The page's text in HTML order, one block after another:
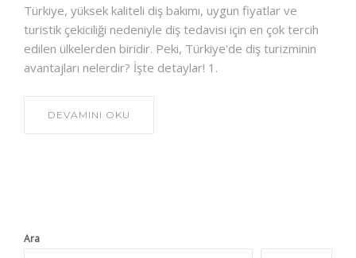
Türkiye, yüksek kaliteli diş bakımı, uygun fiyatlar ve
turistik çekiciliği nedeniyle diş tedavisi için en çok tercih
edilen ülkelerden biridir. Peki, Türkiye'de diş turizminin
avantajları nelerdir? İşte detaylar! 1.
DEVAMINI OKU
Ara